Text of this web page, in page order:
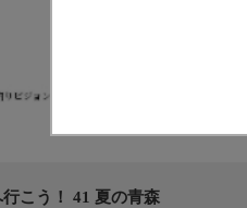
こう！ 41 夏の青森